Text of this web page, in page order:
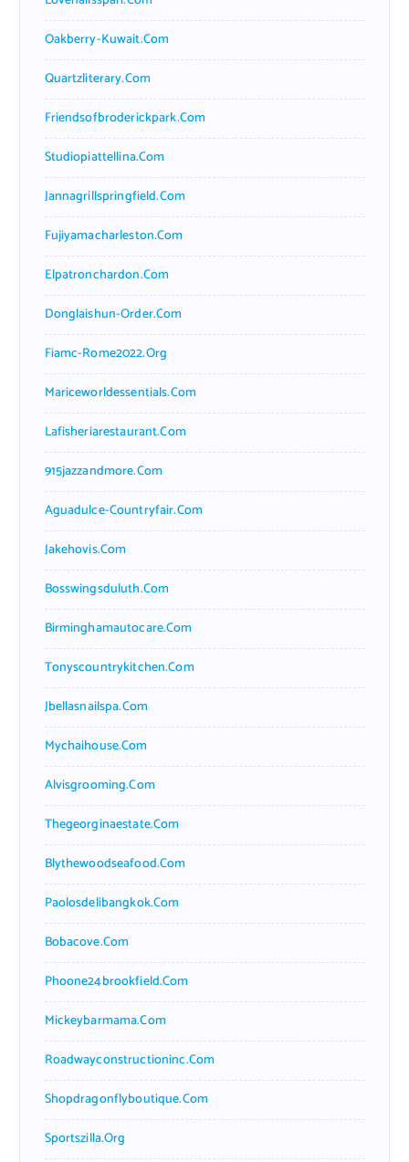
Oakberry-Kuwait.com
Quartzliterary.com
Friendsofbroderickpark.com
Studiopiattellina.com
Jannagrillspringfield.com
Fujiyamacharleston.com
Elpatronchardon.com
Donglaishun-Order.com
Fiamc-Rome2022.org
Mariceworldessentials.com
Lafisheriarestaurant.com
915jazzandmore.com
Aguadulce-Countryfair.com
Jakehovis.com
Bosswingsduluth.com
Birminghamautocare.com
Tonyscountrykitchen.com
Jbellasnailspa.com
Mychaihouse.com
Alvisgrooming.com
Thegeorginaestate.com
Blythewoodseafood.com
Paolosdelibangkok.com
Bobacove.com
Phoone24brookfield.com
Mickeybarmama.com
Roadwayconstructioninc.com
Shopdragonflyboutique.com
Sportszilla.org